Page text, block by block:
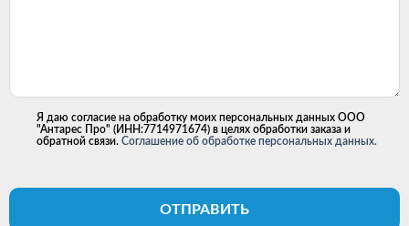
Я даю согласие на обработку моих персональных данных ООО
"Антарес Про" (ИНН:7714971674) в целях обработки заказа и
обратной связи. Соглашение об обработке персональных данных.
ОТПРАВИТЬ